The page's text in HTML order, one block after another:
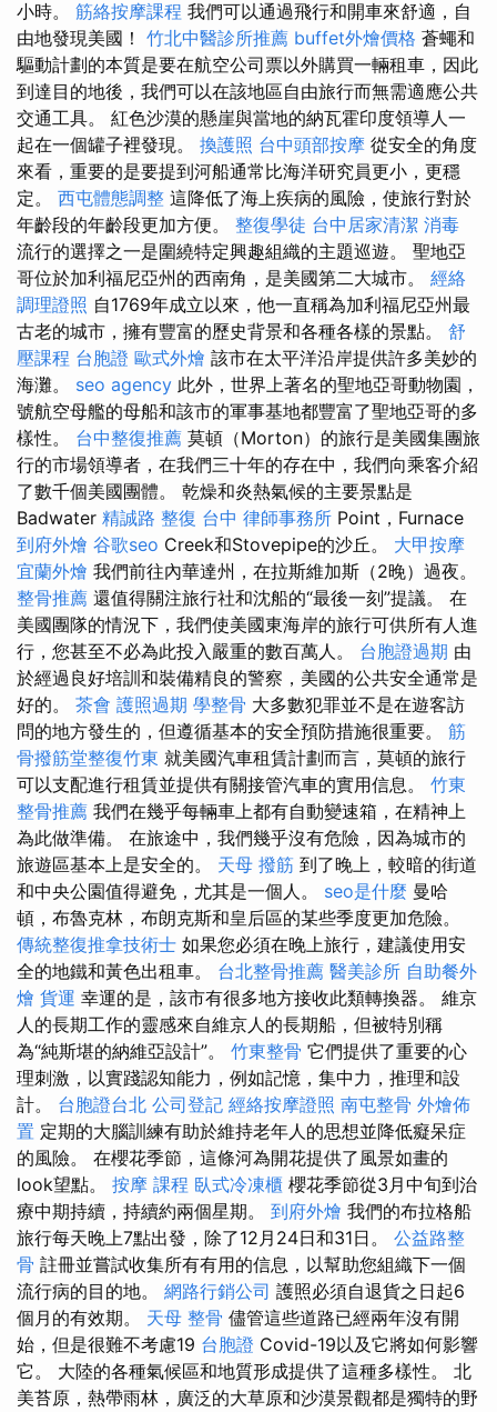
小時。 筋絡按摩課程 我們可以通過飛行和開車來舒適，自
由地發現美國！ 竹北中醫診所推薦 buffet外燴價格 蒼蠅和
驅動計劃的本質是要在航空公司票以外購買一輛租車，因此
到達目的地後，我們可以在該地區自由旅行而無需適應公共
交通工具。 紅色沙漠的懸崖與當地的納瓦霍印度領導人一
起在一個罐子裡發現。 換護照 台中頭部按摩 從安全的角度
來看，重要的是要提到河船通常比海洋研究員更小，更穩
定。 西屯體態調整 這降低了海上疾病的風險，使旅行對於
年齡段的年齡段更加方便。 整復學徒 台中居家清潔 消毒
流行的選擇之一是圍繞特定興趣組織的主題巡遊。 聖地亞
哥位於加利福尼亞州的西南角，是美國第二大城市。 經絡
調理證照 自1769年成立以來，他一直稱為加利福尼亞州最
古老的城市，擁有豐富的歷史背景和各種各樣的景點。 舒
壓課程 台胞證 歐式外燴 該市在太平洋沿岸提供許多美妙的
海灘。 seo agency 此外，世界上著名的聖地亞哥動物園，
號航空母艦的母船和該市的軍事基地都豐富了聖地亞哥的多
樣性。 台中整復推薦 莫頓（Morton）的旅行是美國集團旅
行的市場領導者，在我們三十年的存在中，我們向乘客介紹
了數千個美國團體。 乾燥和炎熱氣候的主要景點是
Badwater 精誠路 整復 台中 律師事務所 Point，Furnace
到府外燴 谷歌seo Creek和Stovepipe的沙丘。 大甲按摩
宜蘭外燴 我們前往內華達州，在拉斯維加斯（2晚）過夜。
整骨推薦 還值得關注旅行社和沈船的“最後一刻”提議。 在
美國團隊的情況下，我們使美國東海岸的旅行可供所有人進
行，您甚至不必為此投入嚴重的數百萬人。 台胞證過期 由
於經過良好培訓和裝備精良的警察，美國的公共安全通常是
好的。 茶會 護照過期 學整骨 大多數犯罪並不是在遊客訪
問的地方發生的，但遵循基本的安全預防措施很重要。 筋
骨撥筋堂整復竹東 就美國汽車租賃計劃而言，莫頓的旅行
可以支配進行租賃並提供有關接管汽車的實用信息。 竹東
整骨推薦 我們在幾乎每輛車上都有自動變速箱，在精神上
為此做準備。 在旅途中，我們幾乎沒有危險，因為城市的
旅遊區基本上是安全的。 天母 撥筋 到了晚上，較暗的街道
和中央公園值得避免，尤其是一個人。 seo是什麼 曼哈
頓，布魯克林，布朗克斯和皇后區的某些季度更加危險。
傳統整復推拿技術士 如果您必須在晚上旅行，建議使用安
全的地鐵和黃色出租車。 台北整骨推薦 醫美診所 自助餐外
燴 貨運 幸運的是，該市有很多地方接收此類轉換器。 維京
人的長期工作的靈感來自維京人的長期船，但被特別稱
為“純斯堪的納維亞設計”。 竹東整骨 它們提供了重要的心
理刺激，以實踐認知能力，例如記憶，集中力，推理和設
計。 台胞證台北 公司登記 經絡按摩證照 南屯整骨 外燴佈
置 定期的大腦訓練有助於維持老年人的思想並降低癡呆症
的風險。 在櫻花季節，這條河為開花提供了風景如畫的
look望點。 按摩 課程 臥式冷凍櫃 櫻花季節從3月中旬到治
療中期持續，持續約兩個星期。 到府外燴 我們的布拉格船
旅行每天晚上7點出發，除了12月24日和31日。 公益路整
骨 註冊並嘗試收集所有有用的信息，以幫助您組織下一個
流行病的目的地。 網路行銷公司 護照必須自退貨之日起6
個月的有效期。 天母 整骨 儘管這些道路已經兩年沒有開
始，但是很難不考慮19 台胞證 Covid-19以及它將如何影響
它。 大陸的各種氣候區和地質形成提供了這種多樣性。 北
美苔原，熱帶雨林，廣泛的大草原和沙漠景觀都是獨特的野